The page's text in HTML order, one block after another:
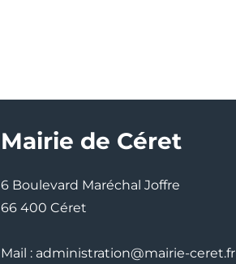
Mairie de Céret
6 Boulevard Maréchal Joffre
66 400 Céret
Mail : administration@mairie-ceret.fr